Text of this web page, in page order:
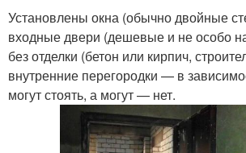
Установлены окна (обычно двойные
входные двери (дешевые и не особо
без отделки (бетон или кирпич,
внутренние перегородки — в
могут стоять, а могут — нет.